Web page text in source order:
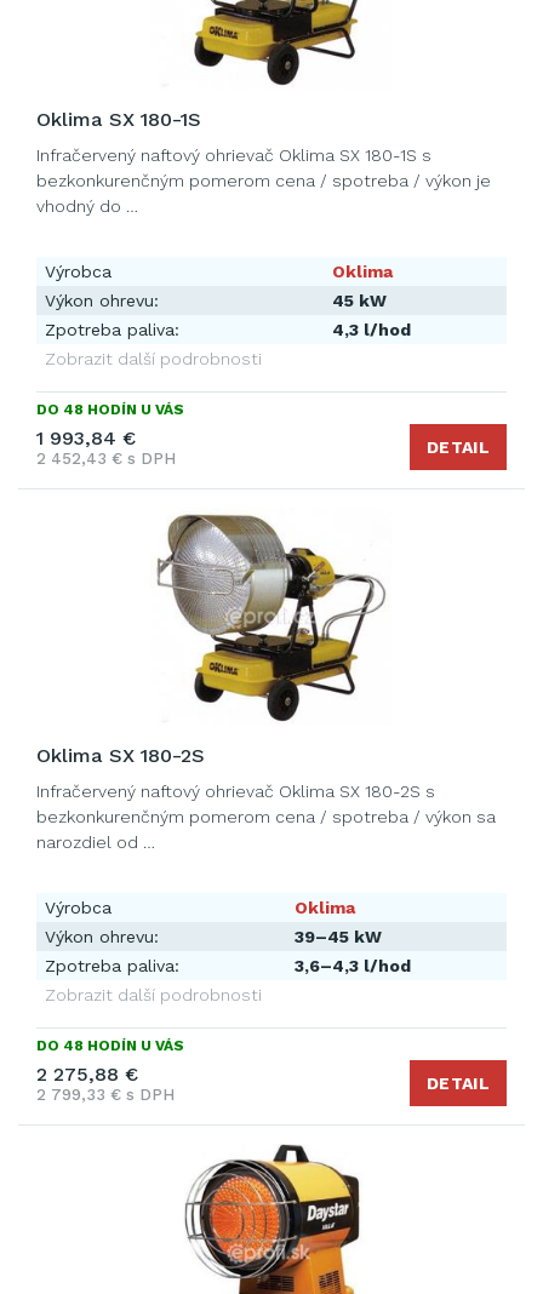
Oklima SX 180-1S
Infračervený naftový ohrievač Oklima SX 180-1S s
bezkonkurenčným pomerom cena / spotreba / výkon je
vhodný do …
Výrobca
Oklima
Výkon ohrevu:
45 kW
Zpotreba paliva:
4,3 l/hod
Zobrazit další podrobnosti
DO 48 HODÍN U VÁS
1 993,84 €
2 452,43 € s DPH
DETAIL
Oklima SX 180-2S
Infračervený naftový ohrievač Oklima SX 180-2S s
bezkonkurenčným pomerom cena / spotreba / výkon sa
narozdiel od …
Výrobca
Oklima
Výkon ohrevu:
39–45 kW
Zpotreba paliva:
3,6–4,3 l/hod
Zobrazit další podrobnosti
DO 48 HODÍN U VÁS
2 275,88 €
2 799,33 € s DPH
DETAIL